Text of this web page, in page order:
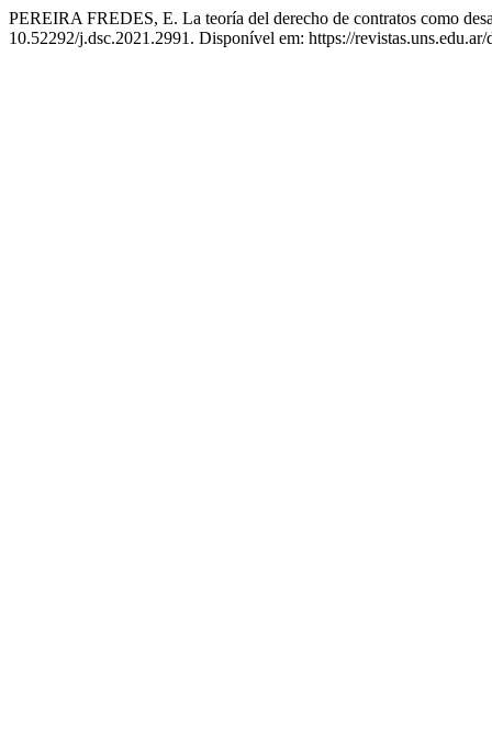
PEREIRA FREDES, E. La teoría del derecho de contratos como
10.52292/j.dsc.2021.2991. Disponível em: https://